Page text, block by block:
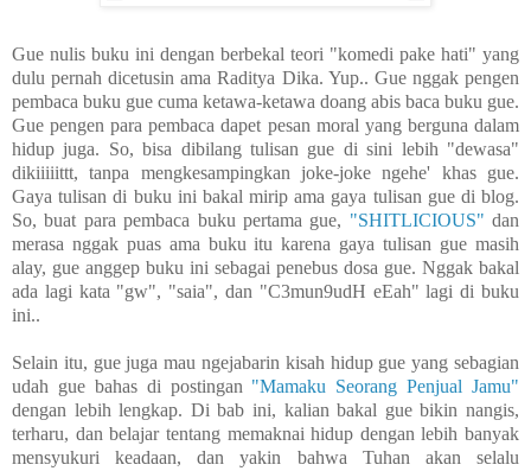
Gue nulis buku ini dengan berbekal teori "komedi pake hati" yang
dulu pernah dicetusin ama Raditya Dika. Yup.. Gue nggak pengen
pembaca buku gue cuma ketawa-ketawa doang abis baca buku gue.
Gue pengen para pembaca dapet pesan moral yang berguna dalam
hidup juga. So, bisa dibilang tulisan gue di sini lebih "dewasa"
dikiiiiittt, tanpa mengkesampingkan joke-joke ngehe' khas gue.
Gaya tulisan di buku ini bakal mirip ama gaya tulisan gue di blog.
So, buat para pembaca buku pertama gue, "SHITLICIOUS" dan
merasa nggak puas ama buku itu karena gaya tulisan gue masih
alay, gue anggep buku ini sebagai penebus dosa gue. Nggak bakal
ada lagi kata "gw", "saia", dan "C3mun9udH eEah" lagi di buku
ini..
Selain itu, gue juga mau ngejabarin kisah hidup gue yang sebagian
udah gue bahas di postingan "Mamaku Seorang Penjual Jamu"
dengan lebih lengkap. Di bab ini, kalian bakal gue bikin nangis,
terharu, dan belajar tentang memaknai hidup dengan lebih banyak
mensyukuri keadaan, dan yakin bahwa Tuhan akan selalu